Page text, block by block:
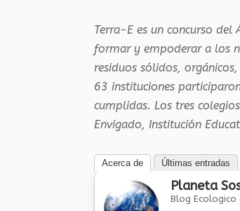
Terra-E es un concurso
formar y empoderar a los
residuos sólidos,
63 instituciones
cumplidas. Los tres
Envigado, Institución
Acerca de Últimas entradas
Planeta
Blog Ecologico